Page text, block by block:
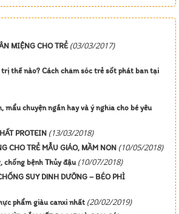
MIỆNG CHO TRẺ (03/03/2017)
thế nào? Cách chăm sóc trẻ sốt phát ban tại
mẩu chuyện ngắn hay và ý nghĩa cho bé yêu
PROTEIN (13/03/2018)
CHO TRẺ MẪU GIÁO, MẦM NON (10/05/2018)
chống bệnh Thủy đậu (10/07/2018)
SUY DINH DƯỠNG – BÉO PHÌ
phẩm giàu canxi nhất (20/02/2019)